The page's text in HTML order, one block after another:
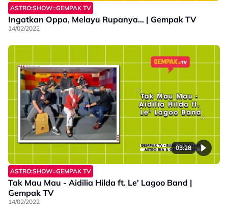
ASTRO:SHOW=GEMPAK TV
Ingatkan Oppa, Melayu Rupanya... | Gempak TV
14/02/2022
03:28
ASTRO:SHOW=GEMPAK TV
Tak Mau Mau - Aidilia Hilda ft. Le' Lagoo Band |
Gempak TV
14/02/2022